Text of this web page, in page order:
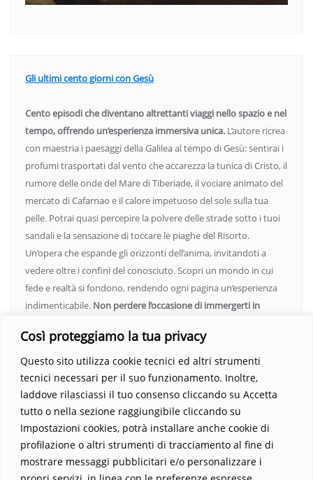
Così proteggiamo la tua privacy
Questo sito utilizza cookie tecnici ed altri strumenti
tecnici necessari per il suo funzionamento. Inoltre,
laddove rilasciassi il tuo consenso cliccando su Accetta
tutto o nella sezione raggiungibile cliccando su
Impostazioni cookies, potrà installare anche cookie di
profilazione o altri strumenti di tracciamento al fine di
mostrare messaggi pubblicitari e/o personalizzare i
Gli ultimi cento giorni con Gesù
Cento episodi che diventano altrettanti viaggi nello spazio e nel
tempo, offrendo un’esperienza immersiva unica. L’autore ricrea
con maestria i paesaggi della Galilea al tempo di Gesù: sentirai i
profumi trasportati dal vento che accarezza la tunica di Cristo, il
rumore delle onde del Mare di Tiberiade, il vociare animato del
mercato di Cafarnao e il calore impetuoso del sole sulla tua
pelle. Potrai quasi percepire la polvere delle strade sotto i tuoi
sandali e la sensazione di toccare le piaghe del Risorto.
Un’opera che espande gli orizzonti dell’anima, invitandoti a
vedere oltre i confini del conosciuto. Scopri un mondo in cui
fede e realtà si fondono, rendendo ogni pagina un’esperienza
indimenticabile. Non perdere l’occasione di immergerti in
Parola trasformi la tua vita.